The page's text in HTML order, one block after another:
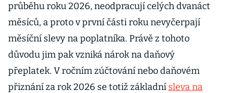
průběhu roku 2026, neodpracují celých dvanáct
měsíců, a proto v první části roku nevyčerpají
měsíční slevy na poplatníka. Právě z tohoto
důvodu jim pak vzniká nárok na daňový
přeplatek. V ročním zúčtování nebo daňovém
přiznání za rok 2026 se totiž základní sleva na